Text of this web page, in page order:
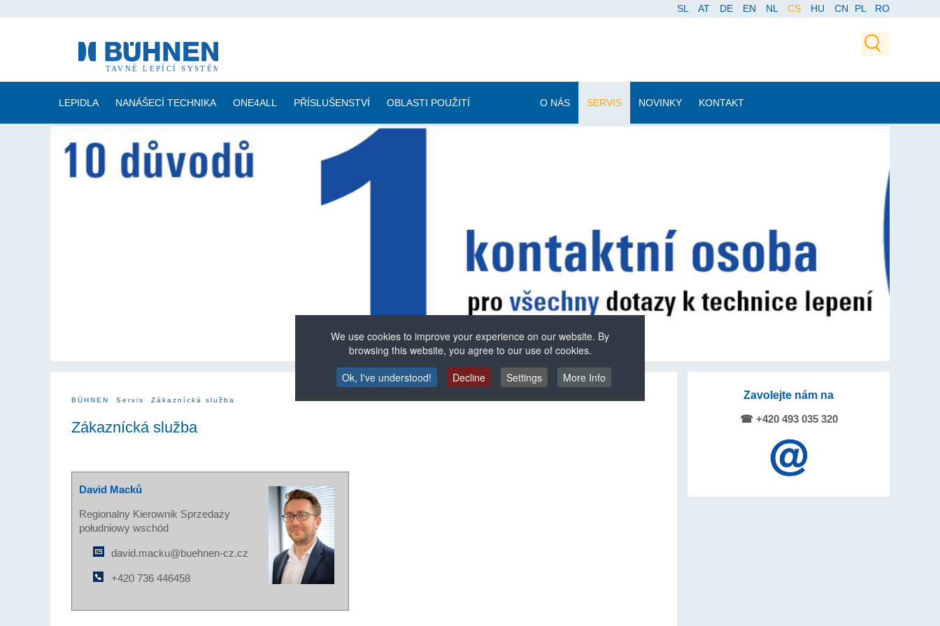
SL AT DE EN NL CS HU CN PL RO
LEPIDLA NANÁŠECÍ TECHNIKA ONE4ALL PŘÍSLUŠENSTVÍ OBLASTI POUŽITÍ O NÁS SERVIS NOVINKY KONTAKT
Náš servis
BÜHNEN Servis Zákaznícká služba
Zákaznícká služba
David Macků
Regionalny Kierownik Sprzedaży
południowy wschód
david.macku@buehnen-cz.cz
+420 736 446458
Zavolejte nám na
☎ +420 493 035 320
We use cookies to improve your experience on our website. By
browsing this website, you agree to our use of cookies.
Ok, I've understood!
Decline Settings More Info